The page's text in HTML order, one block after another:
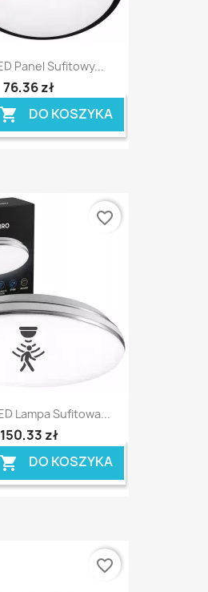
Panel Sufitowy...
76,36 zł
 DO KOSZYKA
Lampa Sufitowa...
150,33 zł
 DO KOSZYKA
favorite_border
favorite_border